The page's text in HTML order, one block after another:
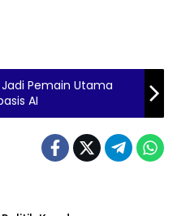
Pemain Utama
AI